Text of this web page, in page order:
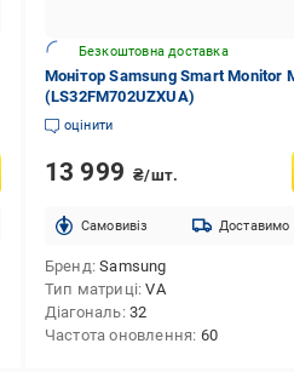
Безкоштовна доставка
Монітор Samsung Smart Monitor
(LS32FM702UZXUA)
оцінити
13 999 ₴/шт.
Cамовивіз Доставимо
Бренд Samsung
Тип матриці VA
Діагональ 32
Частота оновлення 60